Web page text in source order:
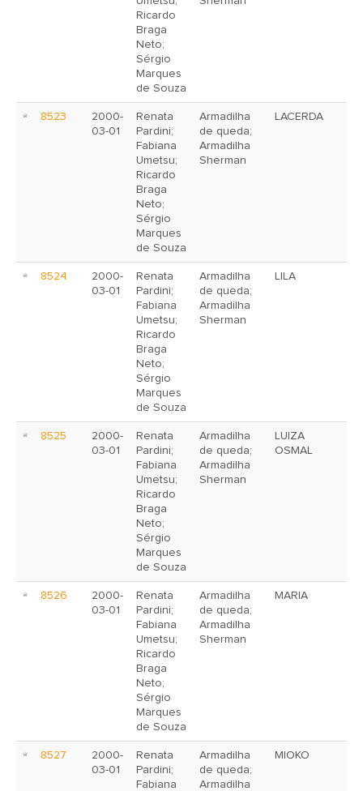
Ricardo
Braga
Neto;
Sérgio
Marques
de Souza
8523
2000-
03-01
Renata
Pardini;
Fabiana
Umetsu;
Ricardo
Braga
Neto;
Sérgio
Marques
de Souza
Armadilha
de queda;
Armadilha
Sherman
LACERDA
8524
2000-
03-01
Renata
Pardini;
Fabiana
Umetsu;
Ricardo
Braga
Neto;
Sérgio
Marques
de Souza
Armadilha
de queda;
Armadilha
Sherman
LILA
8525
2000-
03-01
Renata
Pardini;
Fabiana
Umetsu;
Ricardo
Braga
Neto;
Sérgio
Marques
de Souza
Armadilha
de queda;
Armadilha
Sherman
LUIZA
OSMAL
8526
2000-
03-01
Renata
Pardini;
Fabiana
Umetsu;
Ricardo
Braga
Neto;
Sérgio
Marques
de Souza
Armadilha
de queda;
Armadilha
Sherman
MARIA
8527
2000-
03-01
Renata
Pardini;
Fabiana
Armadilha
de queda;
Armadilha
MIOKO